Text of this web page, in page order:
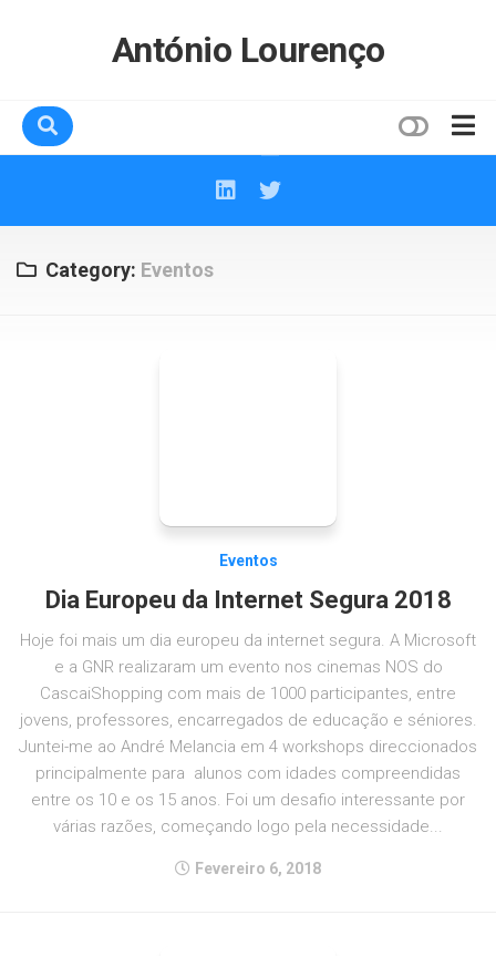
António Lourenço
Category: Eventos
Eventos
Dia Europeu da Internet Segura 2018
Hoje foi mais um dia europeu da internet segura. A Microsoft
e a GNR realizaram um evento nos cinemas NOS do
CascaiShopping com mais de 1000 participantes, entre
jovens, professores, encarregados de educação e séniores.
Juntei-me ao André Melancia em 4 workshops direccionados
principalmente para alunos com idades compreendidas
entre os 10 e os 15 anos. Foi um desafio interessante por
várias razões, começando logo pela necessidade...
Fevereiro 6, 2018